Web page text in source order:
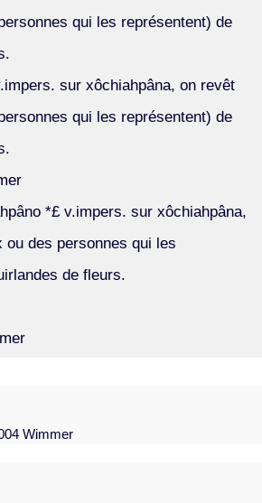
qui les représentent) de
sur xôchiahpâna, on revêt
qui les représentent) de
*£ v.impers. sur xôchiahpâna,
ou des personnes qui les
de fleurs.
Wimmer